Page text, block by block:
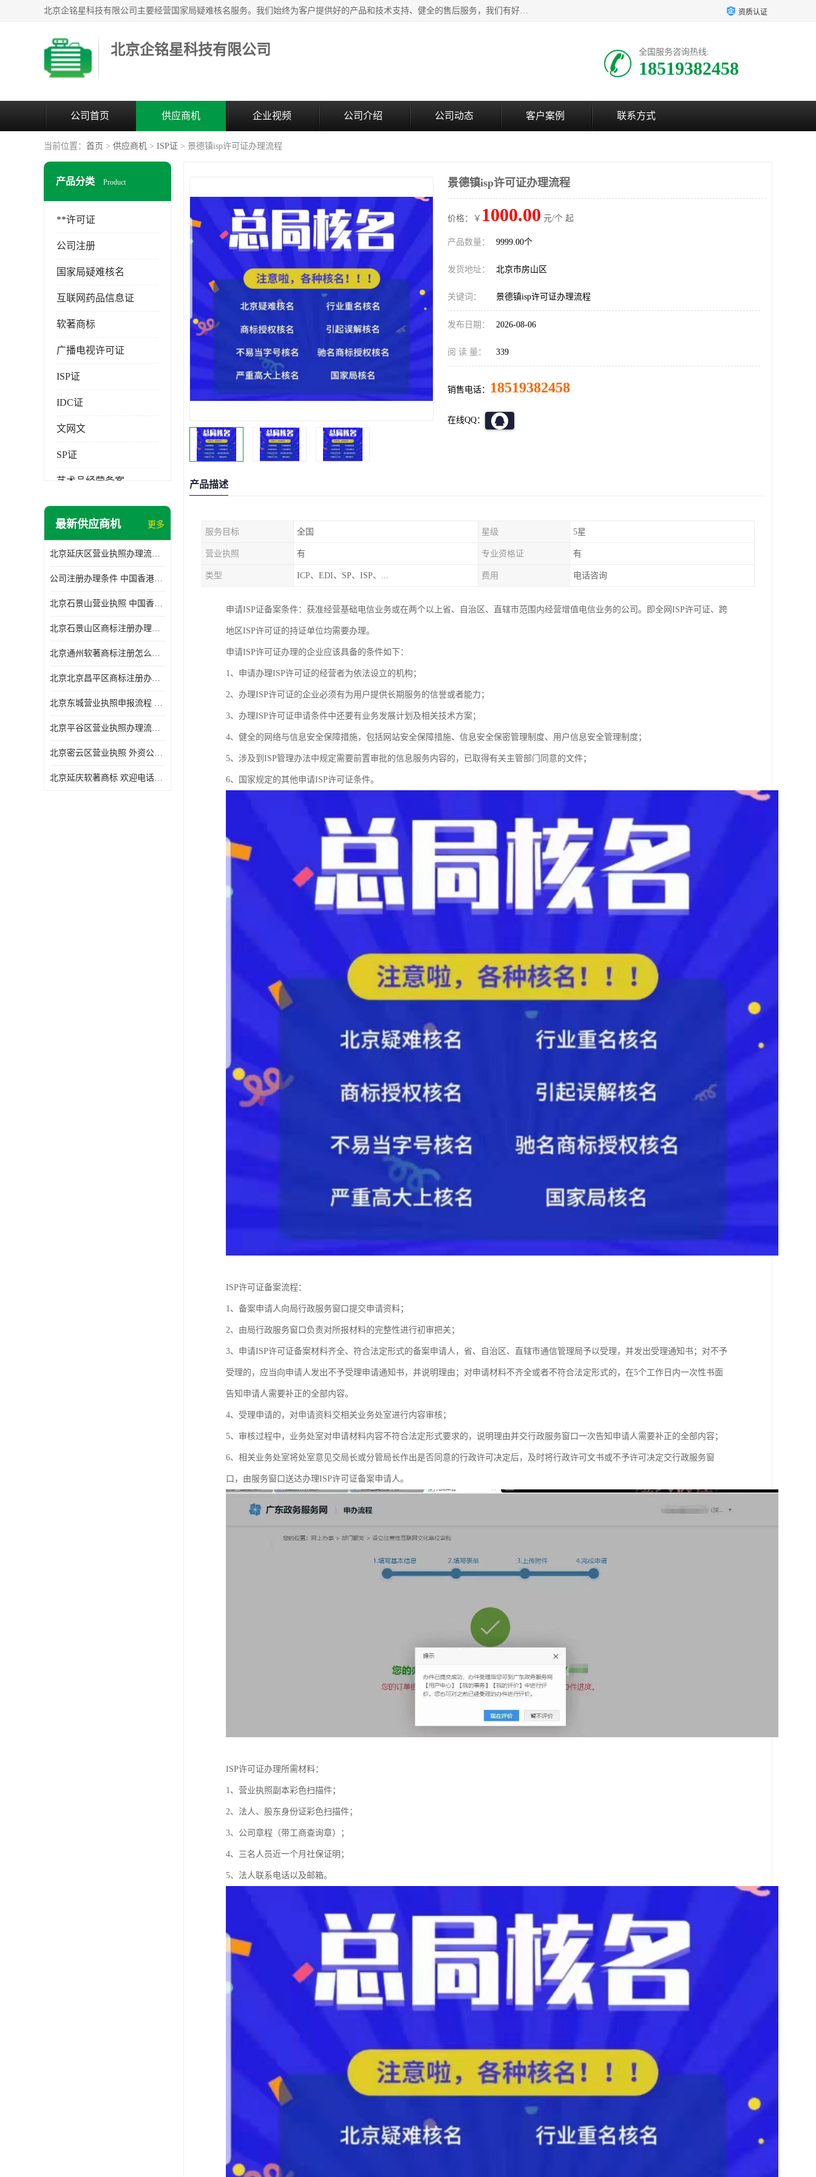
北京企铭星科技有限公司主要经营国家局疑难核名服务。我们始终为客户提供好的产品和技术支持、健全的售后服务，我们有好的产品和专业的销售和技术团队，我公司属于北京企业管理及投资咨询黄页行业，如果您对我公司的产品服务有兴趣，期待您在线留言或者来电咨询。 资质认证
北京企铭星科技有限公司 全国服务咨询热线:
18519382458
公司首页 供应商机 企业视频 公司介绍 公司动态 客户案例 联系方式
当前位置： 首页 > 供应商机 > ISP证 > 景德镇isp许可证办理流程
产品分类 Product
**许可证
公司注册
国家局疑难核名
互联网药品信息证
软著商标
广播电视许可证
ISP证
IDC证
文网文
SP证
艺术品经营备案
最新供应商机 更多
北京延庆区营业执照办理流程 中国香港公司注销 欢迎电话咨询
公司注册办理条件 中国香港公司注册 欢迎电话咨询
北京石景山营业执照 中国香港公司转股 欢迎电话咨询
北京石景山区商标注册办理流程
北京通州软著商标注册怎么办理流程
北京北京昌平区商标注册办理流程
北京东城营业执照申报流程 中国香港公司转股 欢迎电话咨询
北京平谷区营业执照办理流程 代表处注册 欢迎电话咨询
北京密云区营业执照 外资公司变更 欢迎电话咨询
北京延庆软著商标 欢迎电话咨询
景德镇isp许可证办理流程
价格：￥ 1000.00 元/个 起
产品数量： 9999.00个
发货地址： 北京市房山区
关键词： 景德镇isp许可证办理流程
发布日期： 2026-08-06
阅 读 量： 339
销售电话： 18519382458
在线QQ：
产品描述
服务目标 全国 星级 5星
营业执照 有 专业资格证 有
类型 ICP、EDI、SP、ISP、... 费用 电话咨询
申请ISP证备案条件：获准经营基础电信业务或在两个以上省、自治区、直辖市范围内经营增值电信业务的公司。即全网ISP许可证、跨
地区ISP许可证的持证单位均需要办理。
申请ISP许可证办理的企业应该具备的条件如下：
1、申请办理ISP许可证的经营者为依法设立的机构；
2、办理ISP许可证的企业必须有为用户提供长期服务的信誉或者能力；
3、办理ISP许可证申请条件中还要有业务发展计划及相关技术方案；
4、健全的网络与信息安全保障措施，包括网站安全保障措施、信息安全保密管理制度、用户信息安全管理制度；
5、涉及到ISP管理办法中规定需要前置审批的信息服务内容的，已取得有关主管部门同意的文件；
6、国家规定的其他申请ISP许可证条件。
ISP许可证备案流程：
1、备案申请人向局行政服务窗口提交申请资料；
2、由局行政服务窗口负责对所报材料的完整性进行初审把关；
3、申请ISP许可证备案材料齐全、符合法定形式的备案申请人，省、自治区、直辖市通信管理局予以受理，并发出受理通知书；对不予
受理的，应当向申请人发出不予受理申请通知书，并说明理由；对申请材料不齐全或者不符合法定形式的，在5个工作日内一次性书面
告知申请人需要补正的全部内容。
4、受理申请的，对申请资料交相关业务处室进行内容审核；
5、审核过程中，业务处室对申请材料内容不符合法定形式要求的，说明理由并交行政服务窗口一次告知申请人需要补正的全部内容；
6、相关业务处室将处室意见交局长或分管局长作出是否同意的行政许可决定后，及时将行政许可文书或不予许可决定交行政服务窗
口，由服务窗口送达办理ISP许可证备案申请人。
ISP许可证办理所需材料：
1、营业执照副本彩色扫描件；
2、法人、股东身份证彩色扫描件；
3、公司章程（带工商查询章）；
4、三名人员近一个月社保证明；
5、法人联系电话以及邮箱。